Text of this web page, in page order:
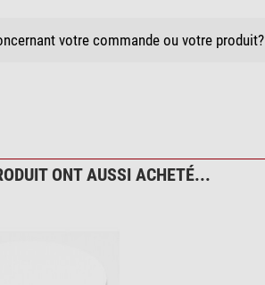
votre commande ou votre produit?
ONT AUSSI ACHETÉ...